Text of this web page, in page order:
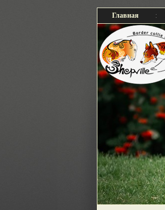
Главная